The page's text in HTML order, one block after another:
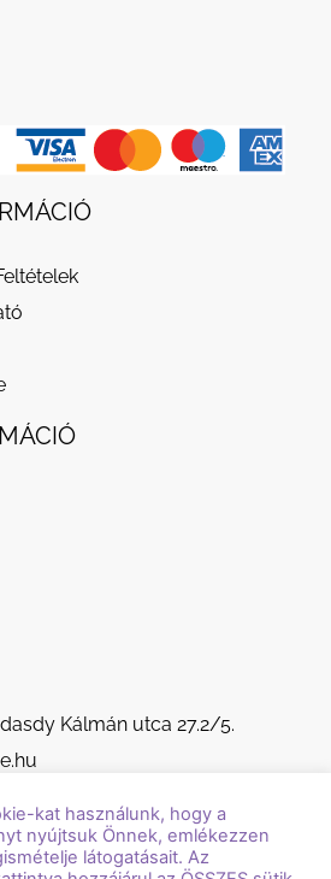
Kálmán utca 27.2/5.
kat használunk, hogy a
nyújtsuk Önnek, emlékezzen
látogatásait. Az